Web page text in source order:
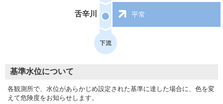
舌辛川 平常
基準水位について
各観測所で、水位があらかじめ設定された基準に達した場合に、色を変
えて危険度をお知らせします。